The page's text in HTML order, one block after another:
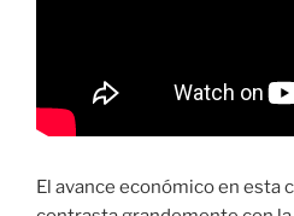
El avance económico en esta